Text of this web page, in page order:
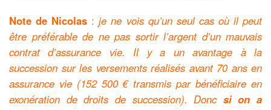
Note de Nicolas :je ne vois qu’un seul cas où il peut
être préférable de ne pas sortir l’argent d’un mauvais
contrat d’assurance vie. Il y a un avantage à la
succession sur les versements réalisés avant 70 ans en
assurance vie (152 500 € transmis par bénéficiaire en
exonération de droits de succession). Donc si on a